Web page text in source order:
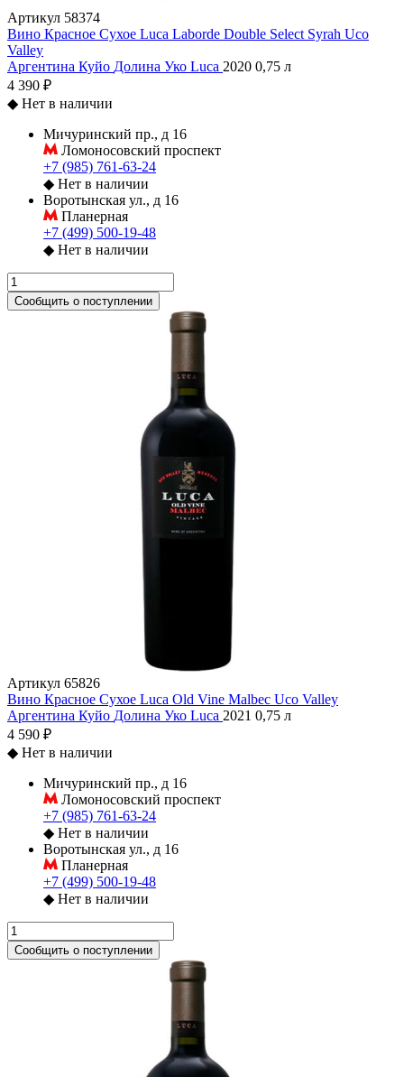
Артикул 58374
Вино Красное Сухое Luca Laborde Double Select Syrah Uco
Valley
Аргентина Куйо Долина Уко Luca 2020 0,75 л
4 390 ₽
◆ Нет в наличии
Мичуринский пр., д 16
Ломоносовский проспект
+7 (985) 761-63-24
◆ Нет в наличии
Воротынская ул., д 16
Планерная
+7 (499) 500-19-48
◆ Нет в наличии
Сообщить о поступлении
Артикул 65826
Вино Красное Сухое Luca Old Vine Malbec Uco Valley
Аргентина Куйо Долина Уко Luca 2021 0,75 л
4 590 ₽
◆ Нет в наличии
Мичуринский пр., д 16
Ломоносовский проспект
+7 (985) 761-63-24
◆ Нет в наличии
Воротынская ул., д 16
Планерная
+7 (499) 500-19-48
◆ Нет в наличии
Сообщить о поступлении